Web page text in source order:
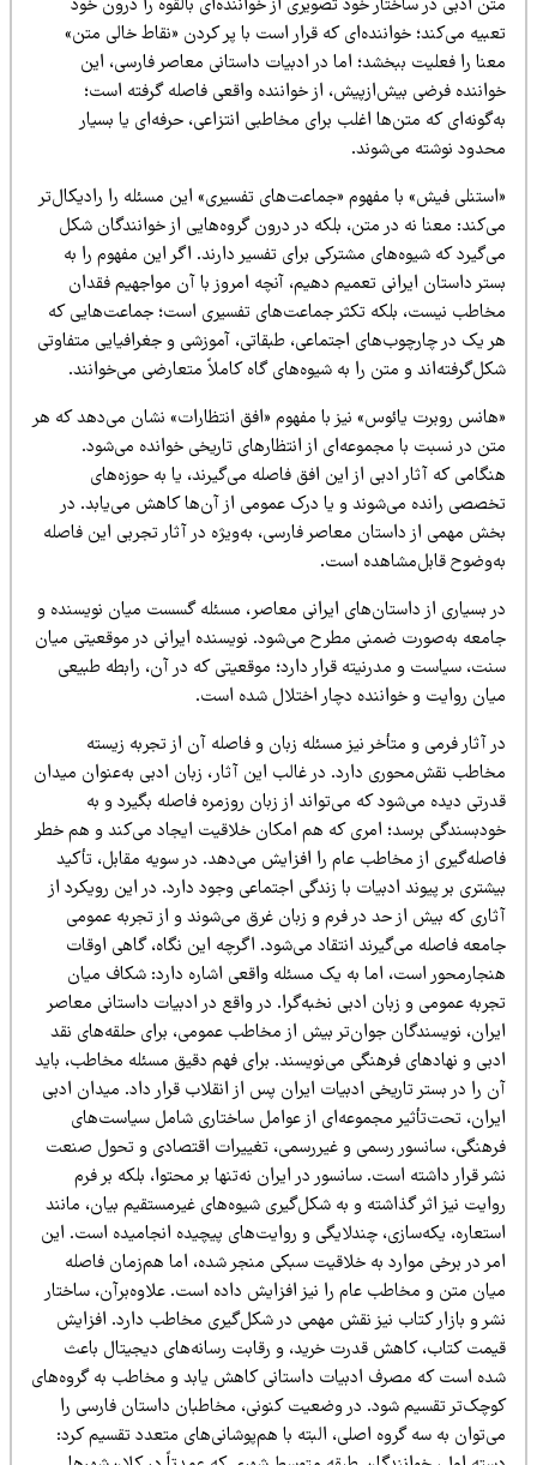
ادبی در ساختار خود تصویری از خواننده‌ای بالقوه را درون خود
می‌کند؛ خواننده‌ای که قرار است با پر کردن «نقاط خالی متن»
را فعلیت ببخشد؛ اما در ادبیات داستانی معاصر فارسی، این
فرضی بیش‌ازپیش، از خواننده واقعی فاصله گرفته است؛
که متن‌ها اغلب برای مخاطبی انتزاعی، حرفه‌ای یا بسیار
نوشته می‌شوند.
فیش» با مفهوم «جماعت‌های تفسیری» این مسئله را رادیکال‌تر
معنا نه در متن، بلکه در درون گروه‌هایی از خوانندگان شکل
که شیوه‌های مشترکی برای تفسیر دارند. اگر این مفهوم را به
داستان ایرانی تعمیم دهیم، آنچه امروز با آن مواجهیم فقدان
نیست، بلکه تکثر جماعت‌های تفسیری است؛ جماعت‌هایی که
یک در چارچوب‌های اجتماعی، طبقاتی، آموزشی و جغرافیایی متفاوتی
و متن را به شیوه‌های گاه کاملاً متعارضی می‌خوانند.
روبرت یائوس» نیز با مفهوم «افق انتظارات» نشان می‌دهد که هر
در نسبت با مجموعه‌ای از انتظارهای تاریخی خوانده می‌شود.
که آثار ادبی از این افق فاصله می‌گیرند، یا به حوزه‌های
رانده می‌شوند و یا درک عمومی از آن‌ها کاهش می‌یابد. در
مهمی از داستان معاصر فارسی، به‌ویژه در آثار تجربی این فاصله
قابل‌مشاهده است.
بسیاری از داستان‌های ایرانی معاصر، مسئله گسست میان نویسنده و
به‌صورت ضمنی مطرح می‌شود. نویسنده ایرانی در موقعیتی میان
سیاست و مدرنیته قرار دارد؛ موقعیتی که در آن، رابطه طبیعی
روایت و خواننده دچار اختلال شده است.
آثار فرمی و متأخر نیز مسئله زبان و فاصله آن از تجربه زیسته
نقش‌محوری دارد. در غالب این آثار، زبان ادبی به‌عنوان میدان
دیده می‌شود که می‌تواند از زبان روزمره فاصله بگیرد و به
برسد؛ امری که هم امکان خلاقیت ایجاد می‌کند و هم خطر
از مخاطب عام را افزایش می‌دهد. در سویه مقابل، تأکید
بر پیوند ادبیات با زندگی اجتماعی وجود دارد. در این رویکرد از
که بیش از حد در فرم و زبان غرق می‌شوند و از تجربه عمومی
فاصله می‌گیرند انتقاد می‌شود. اگرچه این نگاه، گاهی اوقات
است، اما به یک مسئله واقعی اشاره دارد: شکاف میان
عمومی و زبان ادبی نخبه‌گرا. در واقع در ادبیات داستانی معاصر
نویسندگان جوان‌تر بیش از مخاطب عمومی، برای حلقه‌های نقد
و نهادهای فرهنگی می‌نویسند. برای فهم دقیق مسئله مخاطب، باید
را در بستر تاریخی ادبیات ایران پس از انقلاب قرار داد. میدان ادبی
تحت‌تأثیر مجموعه‌ای از عوامل ساختاری شامل سیاست‌های
سانسور رسمی و غیررسمی، تغییرات اقتصادی و تحول صنعت
قرار داشته است. سانسور در ایران نه‌تنها بر محتوا، بلکه بر فرم
نیز اثر گذاشته و به شکل‌گیری شیوه‌های غیرمستقیم بیان، مانند
یکه‌سازی، چندلایگی و روایت‌های پیچیده انجامیده است. این
در برخی موارد به خلاقیت سبکی منجر شده، اما هم‌زمان فاصله
متن و مخاطب عام را نیز افزایش داده است. علاوه‌برآن، ساختار
و بازار کتاب نیز نقش مهمی در شکل‌گیری مخاطب دارد. افزایش
کتاب، کاهش قدرت خرید، و رقابت رسانه‌های دیجیتال باعث
است که مصرف ادبیات داستانی کاهش یابد و مخاطب به گروه‌های
تقسیم شود. در وضعیت کنونی، مخاطبان داستان فارسی را
به سه گروه اصلی، البته با هم‌پوشانی‌های متعدد تقسیم کرد: